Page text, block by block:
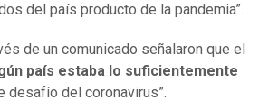
del país producto de la pandemia”.
de un comunicado señalaron que el
país estaba lo suficientemente
desafío del coronavirus”.